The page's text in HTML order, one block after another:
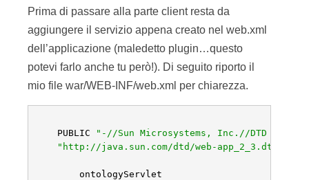
Prima di passare alla parte client resta da
aggiungere il servizio appena creato nel web.xml
dell’applicazione (maledetto plugin…questo
potevi farlo anche tu però!). Di seguito riporto il
mio file war/WEB-INF/web.xml per chiarezza.
PUBLIC
"-//Sun Microsystems, Inc.//DTD Web
"http://java.sun.com/dtd/web-app_2_3.dtd"
ontologyServlet